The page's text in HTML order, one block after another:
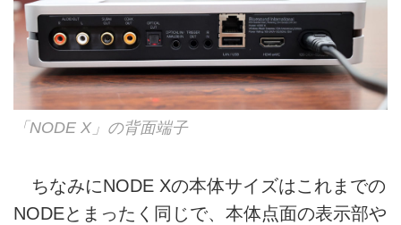
「NODE X」の背面端子
ちなみにNODE Xの本体サイズはこれまでの
NODEとまったく同じで、本体点面の表示部や